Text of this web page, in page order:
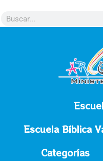
Escuela Bíblica
Categorías